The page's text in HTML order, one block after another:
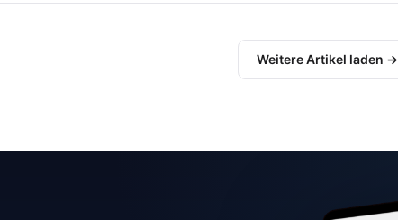
Weitere Artikel laden →